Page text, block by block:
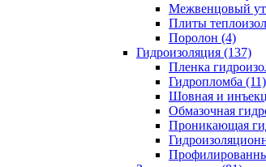
Межвенцовый
Плиты
Поролон (4)
Гидроизоляция (137)
Пленка
Гидропломба (11)
Шовная и
Обмазочная
Проникающая